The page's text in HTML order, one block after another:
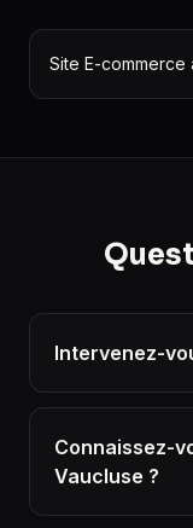
Site E-commerce
Intervenez-
Connaissez-
Vaucluse ?